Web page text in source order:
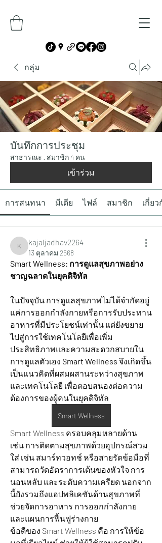
กลุ่ม
บันทึกการประชุม
สาธารณะ · สมาชิก 4 คน
เข้าร่วม
การสนทนา มีเดีย ไฟล์ สมาชิก เกี่ยว
kajaljadhav2264
kajaljadhav2264
13 ตุลาคม 2568
Smart Wellness: การดูแลสุขภาพอย่าง
ชาญฉลาดในยุคดิจิทัล
ในปัจจุบัน การดูแลสุขภาพไม่ได้จำกัดอยู่
แค่การออกกำลังกายหรือการรับประทาน
อาหารที่มีประโยชน์เท่านั้น แต่ยังขยาย
ไปสู่การใช้เทคโนโลยีเพื่อเพิ่ม
ประสิทธิภาพและความสะดวกสบายใน
การดูแลตัวเอง Smart Wellness จึงเกิดขึ้น
เป็นแนวคิดที่ผสมผสานระหว่างสุขภาพ
และเทคโนโลยี เพื่อตอบสนองต่อความ
ต้องการของผู้คนในยุคดิจิทัล
Smart Wellness
Smart Wellness ครอบคลุมหลายด้าน
เช่น การติดตามสุขภาพด้วยอุปกรณ์สวม
ใส่ เช่น สมาร์ทวอทช์ หรือสายรัดข้อมือที่
สามารถวัดอัตราการเต้นของหัวใจ การ
นอนหลับ และระดับความเครียด นอกจาก
นี้ยังรวมถึงแอปพลิเคชันด้านสุขภาพที่
ช่วยจัดการอาหาร การออกกำลังกาย
และแผนการฟื้นฟูร่างกาย
ข้อดีของ Smart Wellness คือ การให้ข้อ